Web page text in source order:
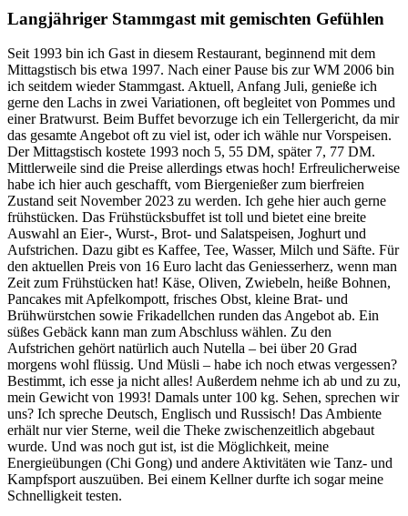
Langjähriger Stammgast mit gemischten Gefühlen
Seit 1993 bin ich Gast in diesem Restaurant, beginnend mit dem
Mittagstisch bis etwa 1997. Nach einer Pause bis zur WM 2006 bin
ich seitdem wieder Stammgast. Aktuell, Anfang Juli, genieße ich
gerne den Lachs in zwei Variationen, oft begleitet von Pommes und
einer Bratwurst. Beim Buffet bevorzuge ich ein Tellergericht, da mir
das gesamte Angebot oft zu viel ist, oder ich wähle nur Vorspeisen.
Der Mittagstisch kostete 1993 noch 5, 55 DM, später 7, 77 DM.
Mittlerweile sind die Preise allerdings etwas hoch! Erfreulicherweise
habe ich hier auch geschafft, vom Biergenießer zum bierfreien
Zustand seit November 2023 zu werden. Ich gehe hier auch gerne
frühstücken. Das Frühstücksbuffet ist toll und bietet eine breite
Auswahl an Eier-, Wurst-, Brot- und Salatspeisen, Joghurt und
Aufstrichen. Dazu gibt es Kaffee, Tee, Wasser, Milch und Säfte. Für
den aktuellen Preis von 16 Euro lacht das Geniesserherz, wenn man
Zeit zum Frühstücken hat! Käse, Oliven, Zwiebeln, heiße Bohnen,
Pancakes mit Apfelkompott, frisches Obst, kleine Brat- und
Brühwürstchen sowie Frikadellchen runden das Angebot ab. Ein
süßes Gebäck kann man zum Abschluss wählen. Zu den
Aufstrichen gehört natürlich auch Nutella – bei über 20 Grad
morgens wohl flüssig. Und Müsli – habe ich noch etwas vergessen?
Bestimmt, ich esse ja nicht alles! Außerdem nehme ich ab und zu zu,
mein Gewicht von 1993! Damals unter 100 kg. Sehen, sprechen wir
uns? Ich spreche Deutsch, Englisch und Russisch! Das Ambiente
erhält nur vier Sterne, weil die Theke zwischenzeitlich abgebaut
wurde. Und was noch gut ist, ist die Möglichkeit, meine
Energieübungen (Chi Gong) und andere Aktivitäten wie Tanz- und
Kampfsport auszuüben. Bei einem Kellner durfte ich sogar meine
Schnelligkeit testen.